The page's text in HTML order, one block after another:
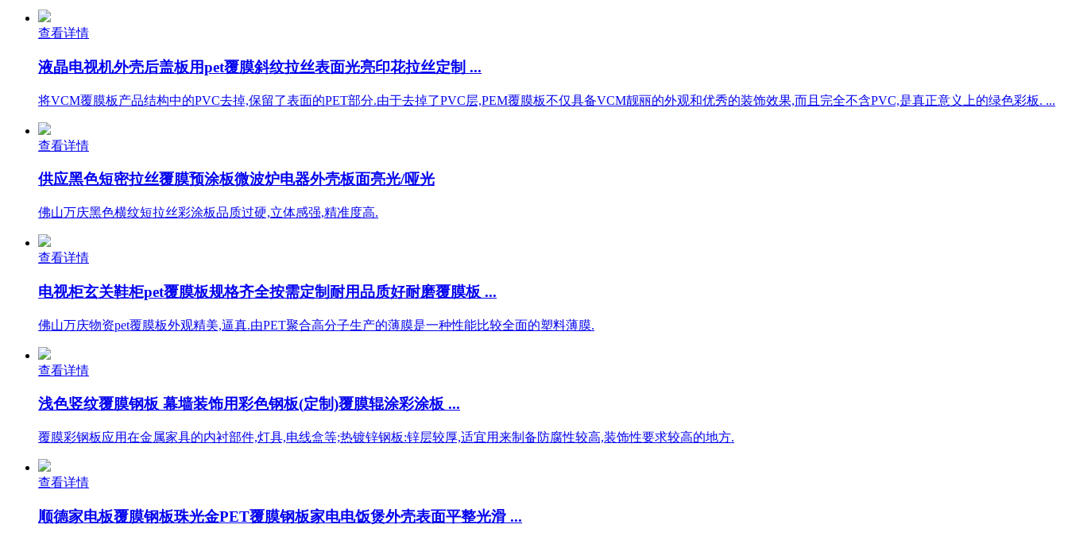
查看详情
液晶电视机外壳后盖板用pet覆膜斜纹拉丝表面光亮印花拉丝定制 ...
将VCM覆膜板产品结构中的PVC去掉,保留了表面的PET部分.由于去掉了PVC层,PEM覆膜板不仅具备VCM靓丽的外观和优秀的装饰效果,而且完全不含PVC,是真正意义上的绿色彩板. ...
查看详情
供应黑色短密拉丝覆膜预涂板微波炉电器外壳板面亮光/哑光
佛山万庆黑色横纹短拉丝彩涂板品质过硬,立体感强,精准度高.
查看详情
电视柜玄关鞋柜pet覆膜板规格齐全按需定制耐用品质好耐磨覆膜板 ...
佛山万庆物资pet覆膜板外观精美,逼真.由PET聚合高分子生产的薄膜是一种性能比较全面的塑料薄膜.
查看详情
浅色竖纹覆膜钢板 幕墙装饰用彩色钢板(定制)覆膜辊涂彩涂板 ...
覆膜彩钢板应用在金属家具的内衬部件,灯具,电线盒等;热镀锌钢板:锌层较厚,适宜用来制备防腐性较高,装饰性要求较高的地方.
查看详情
顺德家电板覆膜钢板珠光金PET覆膜钢板家电电饭煲外壳表面平整光滑 ...